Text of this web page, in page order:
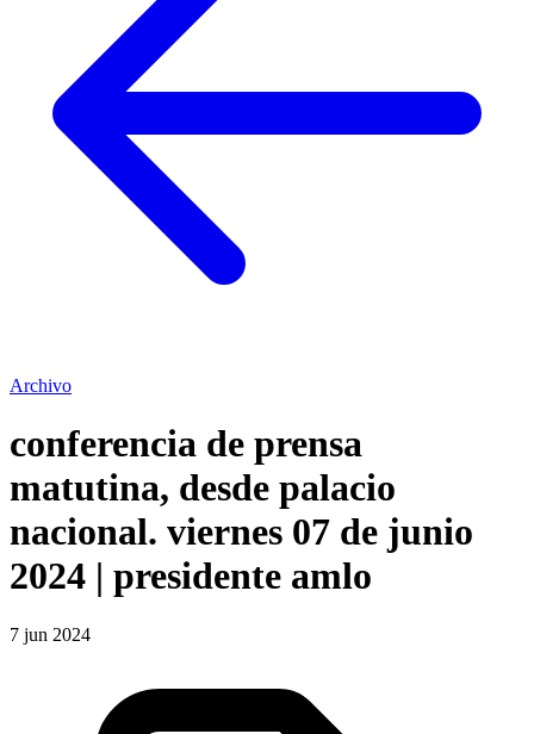
Archivo
conferencia de prensa
matutina, desde palacio
nacional. viernes 07 de junio
2024 | presidente amlo
7 jun 2024